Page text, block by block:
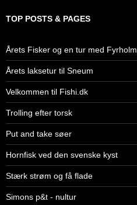
TOP POSTS & PAGES
Årets Fisker og en tur med Fyrholm
Årets laksetur til Sneum
Velkommen til Fishi.dk
Trolling efter torsk
Put and take søer
Hornfisk ved den svenske kyst
Stærk strøm og få flade
Simons p&t - nultur